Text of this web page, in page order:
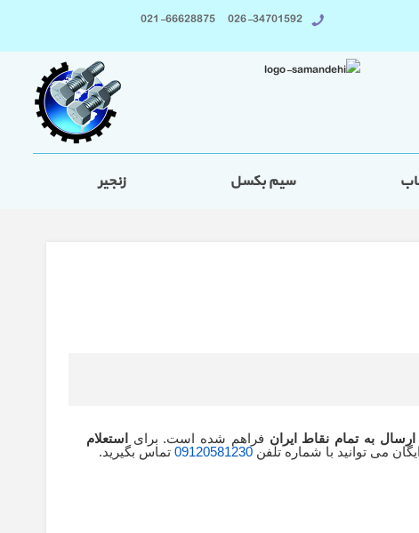
026-34701592 021-66628875
سیم بکسل زنجیر
ارسال به تمام نقاط ایران فراهم شده است. برای
استعلام
می توانید با شماره تلفن09120581230 تماس بگیرید.